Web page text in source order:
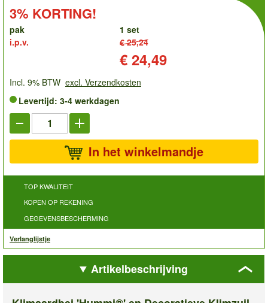
order
KORTING!:
3% KORTING!
pak
1 set
i.p.v.
€ 25,24
€ 24,49
Incl. 9% BTW excl. Verzendkosten
Levertijd: 3-4 werkdagen
In het winkelmandje
TOP KWALITEIT
KOPEN OP REKENING
GEGEVENSBESCHERMING
Verlanglijstje
Artikelbeschrijving